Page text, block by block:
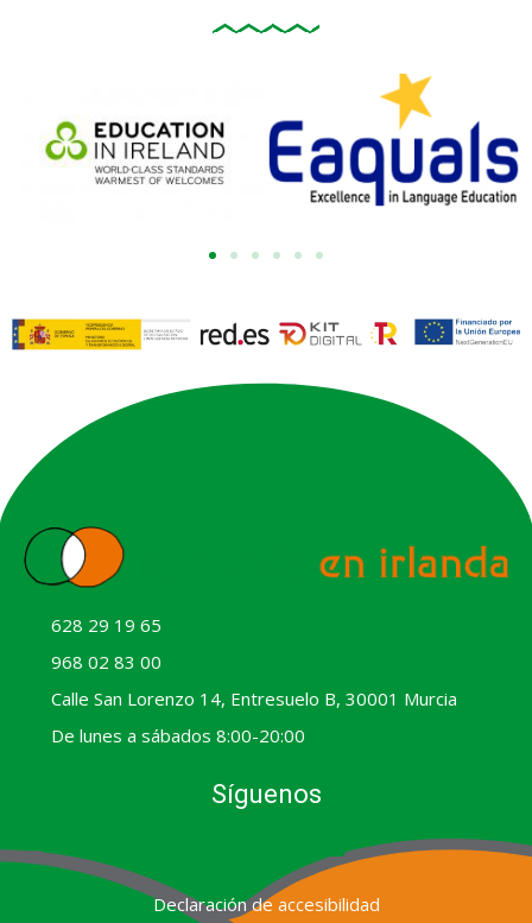
628 29 19 65
968 02 83 00
Calle San Lorenzo 14, Entresuelo B, 30001 Murcia
De lunes a sábados 8:00-20:00
Síguenos
b t
n
k
e
o
u
u
Declaración de accesibilidad